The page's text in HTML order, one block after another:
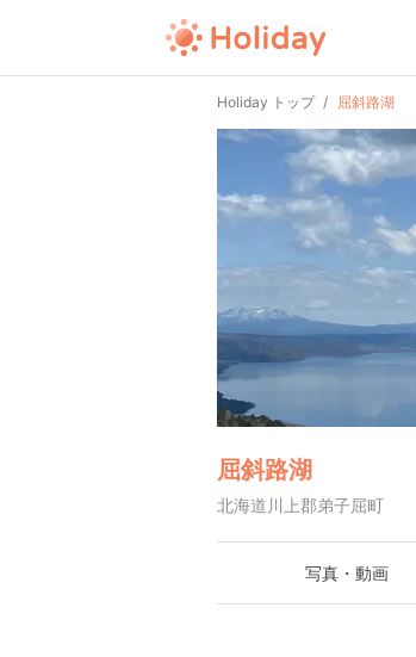
Holiday トップ 屈斜路湖
屈斜路湖
北海道川上郡弟子屈町
写真・動画